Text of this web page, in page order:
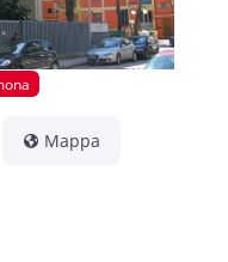
Mappa